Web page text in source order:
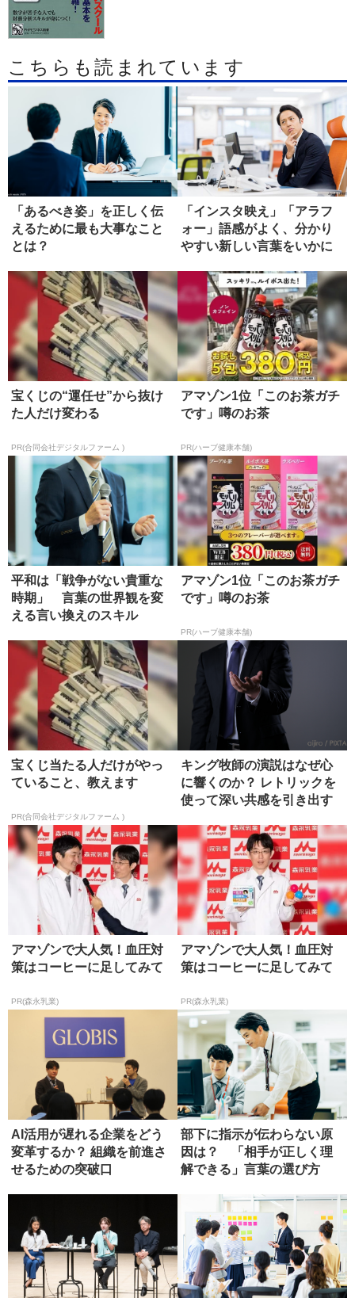
こちらも読まれています
「あるべき姿」を正しく伝
えるために最も大事なこと
とは？
「インスタ映え」「アラフ
ォー」語感がよく、分かり
やすい新しい言葉をいかに
宝くじの“運任せ”から抜け
た人だけ変わる
PR(合同会社デジタルファーム )
アマゾン1位「このお茶ガチ
です」噂のお茶
PR(ハーブ健康本舗)
平和は「戦争がない貴重な
時期」 言葉の世界観を変
える言い換えのスキル
アマゾン1位「このお茶ガチ
です」噂のお茶
PR(ハーブ健康本舗)
宝くじ当たる人だけがやっ
ていること、教えます
PR(合同会社デジタルファーム )
キング牧師の演説はなぜ心
に響くのか？ レトリックを
使って深い共感を引き出す
アマゾンで大人気！血圧対
策はコーヒーに足してみて
PR(森永乳業)
アマゾンで大人気！血圧対
策はコーヒーに足してみて
PR(森永乳業)
AI活用が遅れる企業をどう
変革するか？ 組織を前進さ
せるための突破口
部下に指示が伝わらない原
因は？ 「相手が正しく理
解できる」言葉の選び方